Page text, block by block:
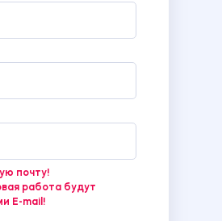
почту!
работа будут
E-mail!